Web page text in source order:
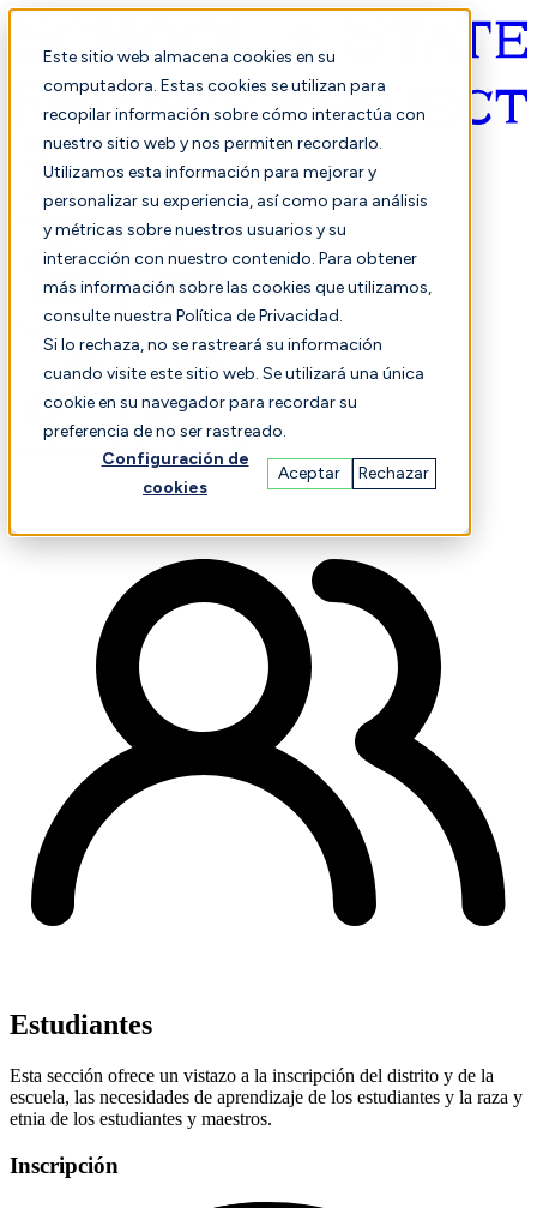
Este sitio web almacena cookies en su
computadora. Estas cookies se utilizan para
recopilar información sobre cómo interactúa con
nuestro sitio web y nos permiten recordarlo.
Utilizamos esta información para mejorar y
personalizar su experiencia, así como para análisis
y métricas sobre nuestros usuarios y su
interacción con nuestro contenido. Para obtener
más información sobre las cookies que utilizamos,
consulte nuestra Política de Privacidad.
Si lo rechaza, no se rastreará su información
cuando visite este sitio web. Se utilizará una única
cookie en su navegador para recordar su
preferencia de no ser rastreado.
Configuración de
cookies
Aceptar Rechazar
Español
Finanzas Actuación
Estudiantes
Esta sección ofrece un vistazo a la inscripción del distrito y de la
escuela, las necesidades de aprendizaje de los estudiantes y la raza y
etnia de los estudiantes y maestros.
Inscripción